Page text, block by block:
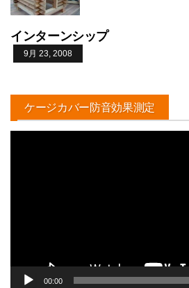
インターンシップ
9月 23, 2008
ケージカバー防音効果測定
00:00